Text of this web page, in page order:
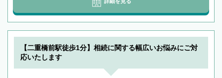
【二重橋前駅徒歩1分】相続に関する幅広いお悩みにご対
応いたします